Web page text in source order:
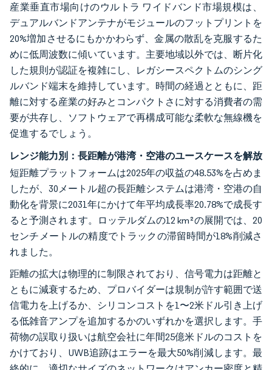
産業垂直市場向けのウルトラ ワイドバンド市場規模は、
デュアルバンドアンテナがモジュールのフットプリントを
20%増加させるにもかかわらず、金属の散乱を克服するた
めに低周波数に傾いています。主要地域以外では、断片化
した規則が認証を複雑にし、レガシースペクトムのシング
ルバンド端末を維持しています。時間の経過とともに、距
離に対する産業の好みとコンパクトさに対する消費者の需
要が共存し、ソフトウェアで再構成可能な柔軟な無線機を
促進するでしょう。
レンジ能力別：長距離が港湾・空港のユースケースを解放
短距離プラットフォームは2025年の収益の48.53%を占めま
したが、30メートル超の長距離システムは港湾・空港の自
動化を背景に2031年にかけて年平均成長率20.78%で成長す
ると予測されます。ロッテルダムの12 km²の展開では、20
センチメートルの精度でトラックの滞留時間が18%削減さ
れました。
距離の拡大は物理的に制限されており、信号電力は距離と
ともに減衰するため、プロバイダーは規制が許す範囲で送
信電力を上げるか、シリコンコストを1〜2米ドル引き上げ
る低雑音アンプを追加するかのいずれかを選択します。手
荷物の誤取り扱いは航空会社に年間25億米ドルのコストを
かけており、UWB追跡はエラーを最大50%削減します。最